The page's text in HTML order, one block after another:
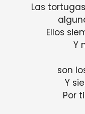
Las
Ellos
Y
son
Y
Por